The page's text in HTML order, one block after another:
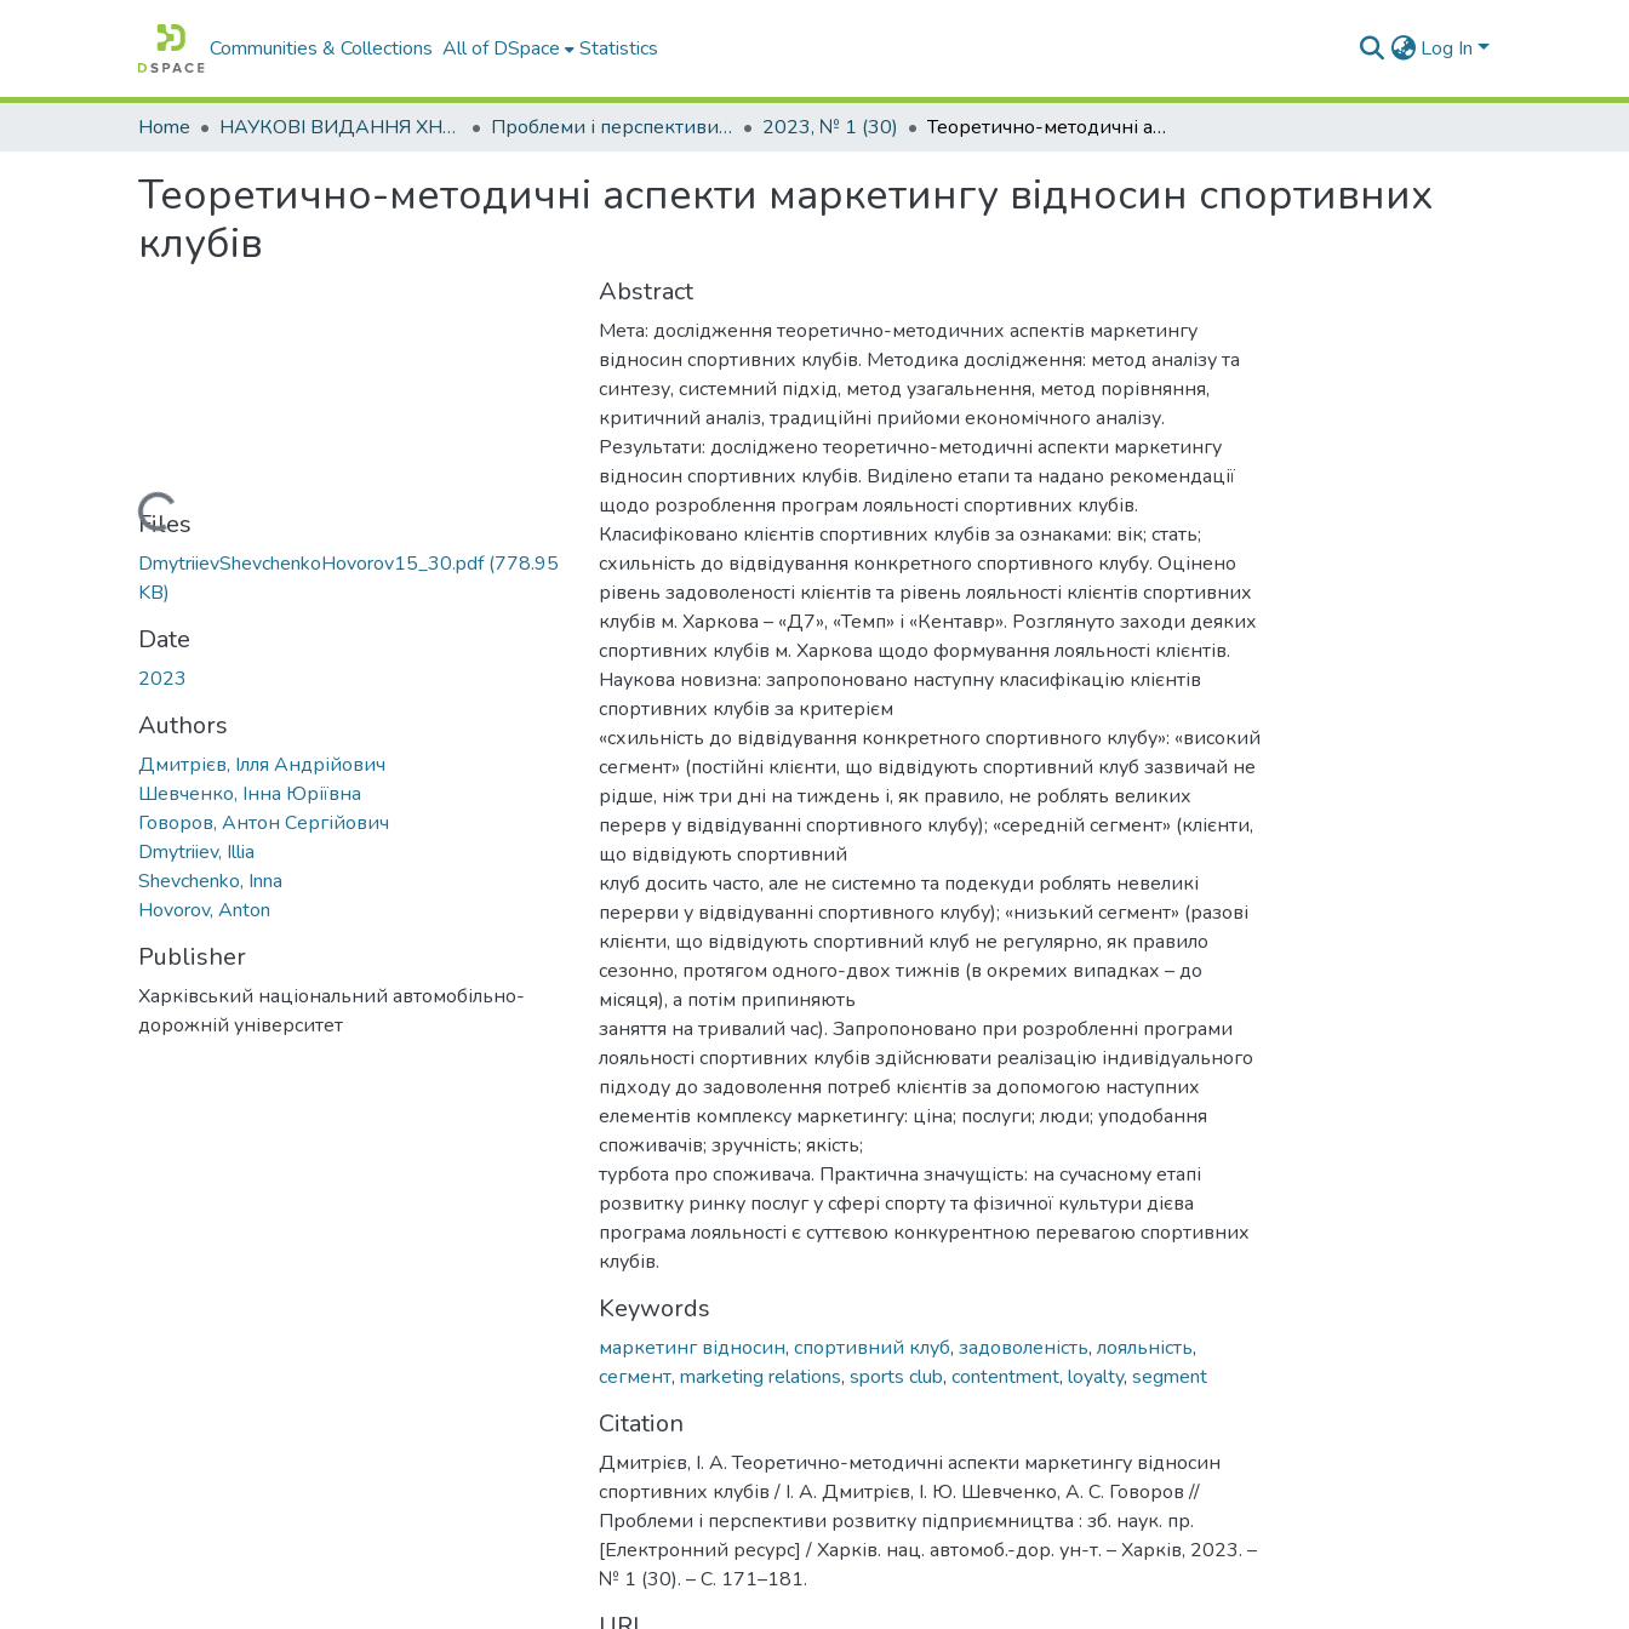
Communities & Collections All of DSpace Statistics Log In
Home НАУКОВІ ВИДАННЯ ХНАДУ Проблеми і перспективи розвитку підприємництва 2023, № 1 (30) Теоретично-методичні аспекти маркетингу відносин спортивних клубів
Теоретично-методичні аспекти маркетингу відносин спортивних
клубів
Loading...
Files
DmytriievShevchenkoHovorov15_30.pdf(778.95
KB)
Date
2023
Authors
Дмитрієв, Ілля Андрійович
Шевченко, Інна Юріївна
Говоров, Антон Сергійович
Dmytriiev, Illia
Shevchenko, Inna
Hovorov, Anton
Publisher
Харківський національний автомобільно-
дорожній університет
Abstract
Мета: дослідження теоретично-методичних аспектів маркетингу
відносин спортивних клубів. Методика дослідження: метод аналізу та
синтезу, системний підхід, метод узагальнення, метод порівняння,
критичний аналіз, традиційні прийоми економічного аналізу.
Результати: досліджено теоретично-методичні аспекти маркетингу
відносин спортивних клубів. Виділено етапи та надано рекомендації
щодо розроблення програм лояльності спортивних клубів.
Класифіковано клієнтів спортивних клубів за ознаками: вік; стать;
схильність до відвідування конкретного спортивного клубу. Оцінено
рівень задоволеності клієнтів та рівень лояльності клієнтів спортивних
клубів м. Харкова – «Д7», «Темп» і «Кентавр». Розглянуто заходи деяких
спортивних клубів м. Харкова щодо формування лояльності клієнтів.
Наукова новизна: запропоновано наступну класифікацію клієнтів
спортивних клубів за критерієм
«схильність до відвідування конкретного спортивного клубу»: «високий
сегмент» (постійні клієнти, що відвідують спортивний клуб зазвичай не
рідше, ніж три дні на тиждень і, як правило, не роблять великих
перерв у відвідуванні спортивного клубу); «середній сегмент» (клієнти,
що відвідують спортивний
клуб досить часто, але не системно та подекуди роблять невеликі
перерви у відвідуванні спортивного клубу); «низький сегмент» (разові
клієнти, що відвідують спортивний клуб не регулярно, як правило
сезонно, протягом одного-двох тижнів (в окремих випадках – до
місяця), а потім припиняють
заняття на тривалий час). Запропоновано при розробленні програми
лояльності спортивних клубів здійснювати реалізацію індивідуального
підходу до задоволення потреб клієнтів за допомогою наступних
елементів комплексу маркетингу: ціна; послуги; люди; уподобання
споживачів; зручність; якість;
турбота про споживача. Практична значущість: на сучасному етапі
розвитку ринку послуг у сфері спорту та фізичної культури дієва
програма лояльності є суттєвою конкурентною перевагою спортивних
клубів.
Keywords
маркетинг відносин, спортивний клуб, задоволеність, лояльність,
сегмент, marketing relations, sports club, contentment, loyalty, segment
Citation
Дмитрієв, І. А. Теоретично-методичні аспекти маркетингу відносин
спортивних клубів / І. А. Дмитрієв, І. Ю. Шевченко, А. С. Говоров //
Проблеми і перспективи розвитку підприємництва : зб. наук. пр.
[Електронний ресурс] / Харків. нац. автомоб.-дор. ун-т. – Харків, 2023. –
№ 1 (30). – С. 171–181.